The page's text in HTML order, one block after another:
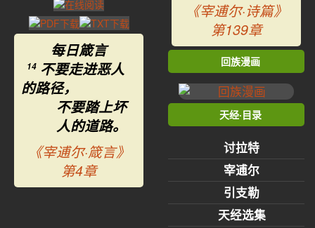
每日箴言
14 不要走进恶人
的路径，
不要踏上坏
人的道路。
《宰逋尔·箴言》
第4章
《宰逋尔·诗篇》
第139章
回族漫画
天经·目录
讨拉特
宰逋尔
引支勒
天经选集